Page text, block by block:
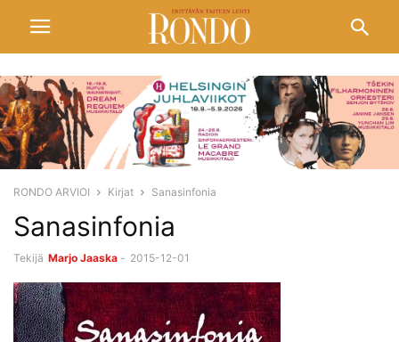
RONDO ARVIOI Kirjat Sanasinfonia
Sanasinfonia
Tekijä Marjo Jaaska - 2015-12-01